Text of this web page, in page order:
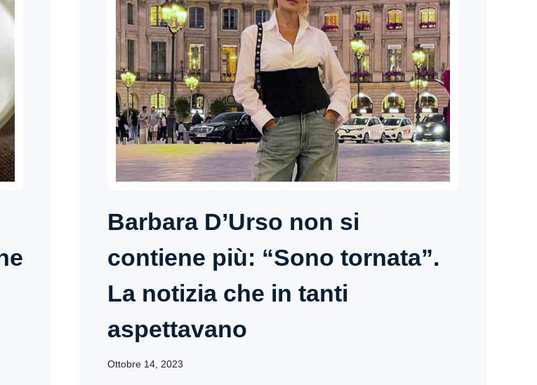
Barbara D’Urso non si
contiene più: “Sono tornata”.
La notizia che in tanti
aspettavano
Ottobre 14, 2023